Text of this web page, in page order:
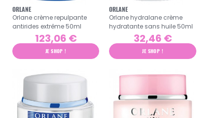
ORLANE
Orlane crème repulpante
antirides extrême 50ml
123,06 €
JE SHOP !
ORLANE
Orlane hydralane crème
hydratante sans huile 50ml
32,46 €
JE SHOP !